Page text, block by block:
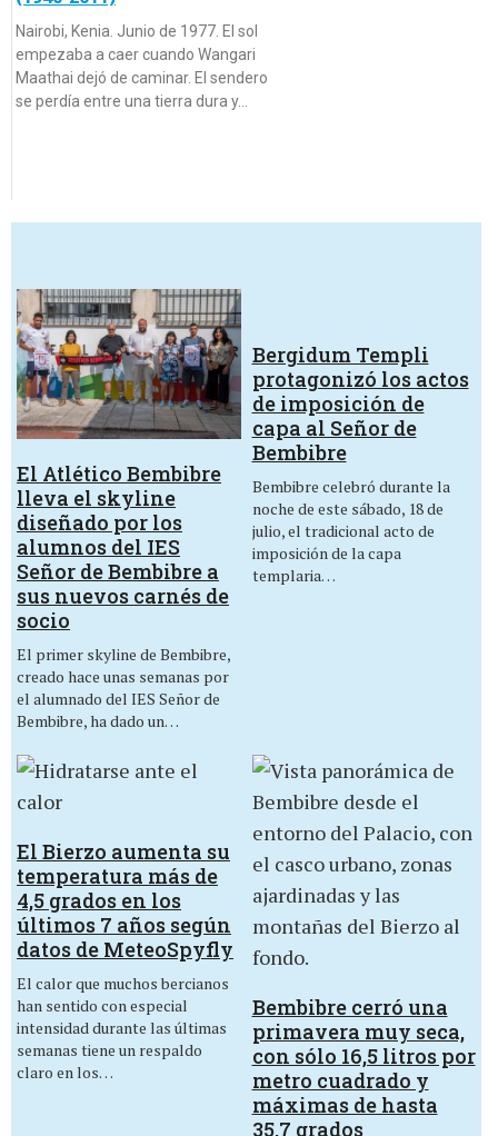
Nairobi, Kenia. Junio de 1977. El sol
empezaba a caer cuando Wangari
Maathai dejó de caminar. El sendero
se perdía entre una tierra dura y…
El Atlético Bembibre
lleva el skyline
diseñado por los
alumnos del IES
Señor de Bembibre a
sus nuevos carnés de
socio
El primer skyline de Bembibre,
creado hace unas semanas por
el alumnado del IES Señor de
Bembibre, ha dado un…
Bergidum Templi
protagonizó los actos
de imposición de
capa al Señor de
Bembibre
Bembibre celebró durante la
noche de este sábado, 18 de
julio, el tradicional acto de
imposición de la capa
templaria…
El Bierzo aumenta su
temperatura más de
4,5 grados en los
últimos 7 años según
datos de MeteoSpyfly
El calor que muchos bercianos
han sentido con especial
intensidad durante las últimas
semanas tiene un respaldo
claro en los…
Bembibre cerró una
primavera muy seca,
con sólo 16,5 litros por
metro cuadrado y
máximas de hasta
35,7 grados